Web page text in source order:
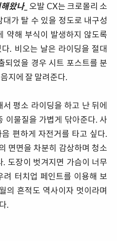
왔나_ 오발 CX는 크로몰리 소
가 탈 수 있을 정도로 내구성
약해 부식이 발생하지 않도록
. 비오는 날은 라이딩을 절대
되었을 경우 시트 포스트를 분
지에 잘 말려준다.
평소 라이딩을 하고 난 뒤에
이물질을 가볍게 닦아준다. 사
편하게 자전거를 타고 싶다.
면면을 차분히 감상하며 청소
도장이 벗겨지면 가슴이 너무
려 터치업 페인트를 이용해 보
의 흔적도 역사이자 멋이라며
.